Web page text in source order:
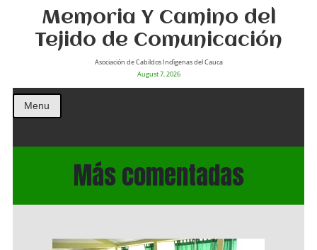
Memoria Y Camino del
Tejido de Comunicación
Asociación de Cabildos Indìgenas del Cauca
August 7, 2026
Menu
Más comentadas